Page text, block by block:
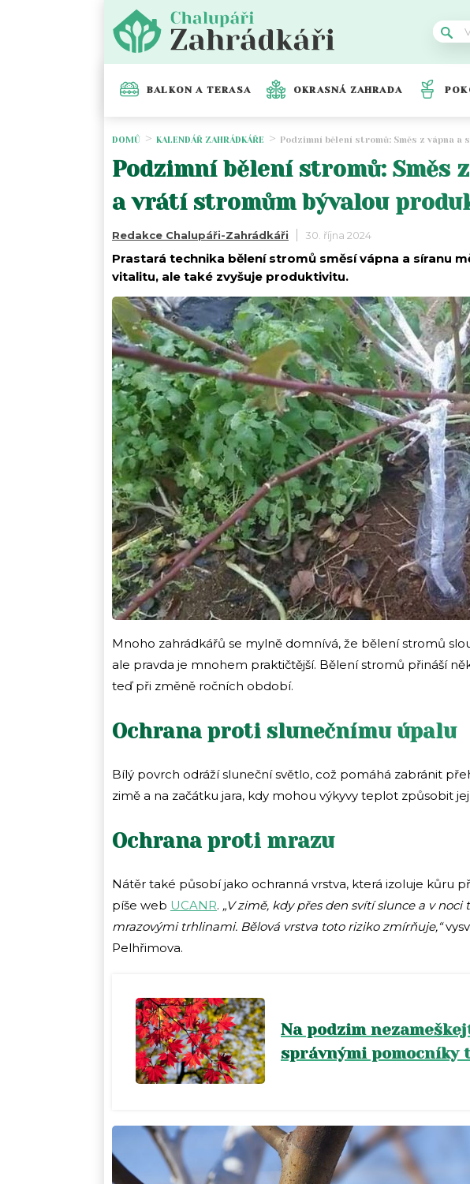
BALKON A TERASA OKRASNÁ ZAHRADA
DOMŮ KALENDÁŘ ZAHRÁDKÁŘE Podzimní bělení stromů: Směs z vápna
Podzimní bělení stromů: Směs
a vrátí stromům bývalou
Redakce Chalupáři-Zahrádkáři 30. října 2024
Prastará technika bělení stromů směsí vápna a síranu
vitalitu, ale také zvyšuje produktivitu.
Mnoho zahrádkářů se mylně domnívá, že bělení stromů
ale pravda je mnohem praktičtější. Bělení stromů přináší
teď při změně ročních období.
Ochrana proti slunečnímu úpalu
Bílý povrch odráží sluneční světlo, což pomáhá zabránit
zimě a na začátku jara, kdy mohou výkyvy teplot způsobit
Ochrana proti mrazu
Nátěr také působí jako ochranná vrstva, která izoluje kůru
píše web UCANR. „V zimě, kdy přes den svítí slunce a v
mrazovými trhlinami. Bělová vrstva toto riziko zmírňuje,“
Pelhřimova.
Na podzim
správnými pomocníky